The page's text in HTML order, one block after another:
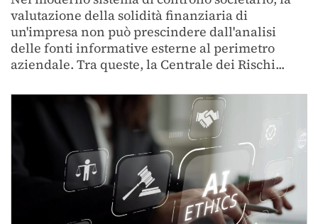
valutazione della solidità finanziaria di
un'impresa non può prescindere dall'analisi
delle fonti informative esterne al perimetro
aziendale. Tra queste, la Centrale dei Rischi...